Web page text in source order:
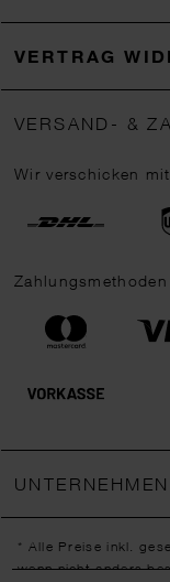
VERTRAG
VERSAND- &
Wir verschicken mit
Zahlungsmethoden
UNTERNEHMEN
* Alle Preise inkl.
wenn nicht anders